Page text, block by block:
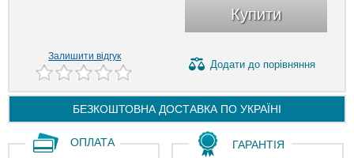
Купити
Залишити відгук
Додати до порівняння
БЕЗКОШТОВНА ДОСТАВКА ПО УКРАЇНІ
ОПЛАТА ГАРАНТІЯ